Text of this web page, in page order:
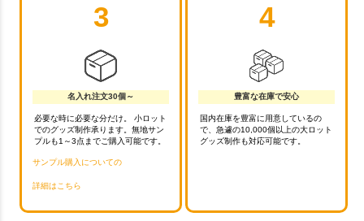
3
名入れ注文30個～
必要な時に必要な分だけ。 小ロット
でのグッズ制作承ります。無地サン
プルも1～3点までご購入可能です。
サンプル購入についての
詳細はこちら
4
豊富な在庫で安心
国内在庫を豊富に用意しているの
で、急遽の10,000個以上の大ロット
グッズ制作も対応可能です。